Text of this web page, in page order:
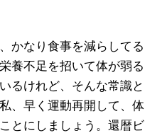
かなり食事を減らしてる
養不足を招いて体が弱る
るけれど、そんな常識と
、早く運動再開して、体
とにしましょう。還暦ビ